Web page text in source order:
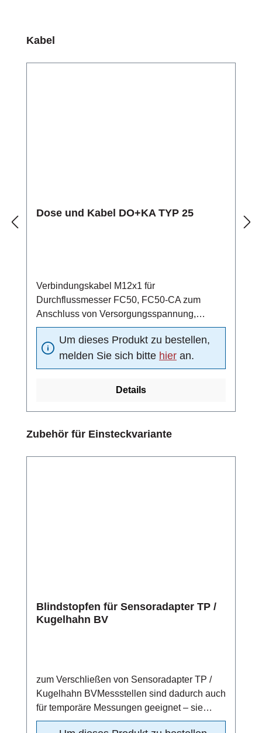
Produktgalerie überspringen
Kabel
Dose und Kabel DO+KA TYP 25
Verbindungskabel M12x1 für
Durchflussmesser FC50, FC50-CA zum
Anschluss von Versorgungsspannung,
Analogausgang und Schaltausgangmit
Steckverbinder nach IEC 60947-5-2, 4-polig
M12x1 und Kabel mit halogenfreier PUR-
Isolation 4x0,34 mm2Schutzart IP67 (nur im
verschraubten Zustand mit dem
Um dieses Produkt zu bestellen,
melden Sie sich bitte hier an.
Details
Produktgalerie überspringen
Zubehör für Einsteckvariante
Blindstopfen für Sensoradapter TP /
Kugelhahn BV
zum Verschließen von Sensoradapter TP /
Kugelhahn BVMessstellen sind dadurch auch
für temporäre Messungen geeignet – sie
können nach einem Messzyklus durch einen